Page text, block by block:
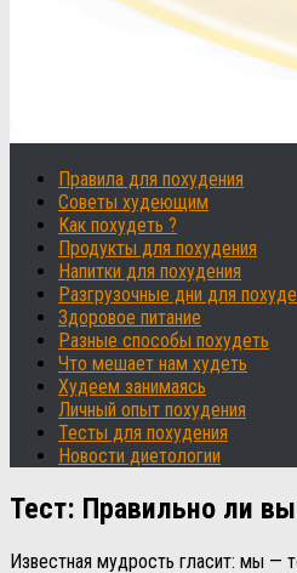
Правила для похудения
Советы худеющим
Как похудеть ?
Продукты для похудения
Напитки для похудения
Разгрузочные дни для
Здоровое питание
Разные способы похудеть
Что мешает нам худеть
Худеем занимаясь
Личный опыт похудения
Тесты для похудения
Новости диетологии
Тест: Правильно ли
Известная мудрость гласит: мы —